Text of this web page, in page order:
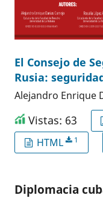
El Consejo de
Rusia:
Alejandro Enrique
Vistas: 63
HTML 1
Diplomacia